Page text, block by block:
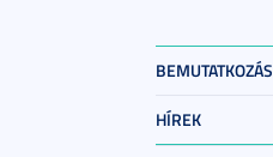
BEMUTATKOZÁS
HÍREK